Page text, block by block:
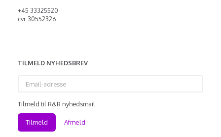
+45 33325520
cvr 30552326
TILMELD NYHEDSBREV
adresse
Tilmeld til R&R nyhedsmail
Tilmeld Afmeld